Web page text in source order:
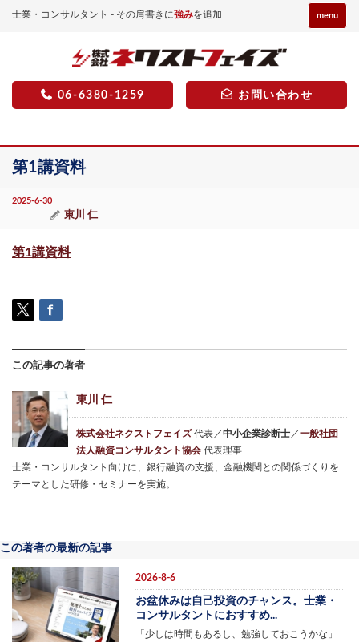
士業・コンサルタント - その肩書きに強みを追加 menu
06-6380-1259 お問い合わせ
第1講資料
2025-6-30
東川 仁
第1講資料
この記事の著者
東川 仁
株式会社ネクストフェイズ代表／中小企業診断士 ／一般社団
法人融資コンサルタント協会 代表理事
士業・コンサルタント向けに、銀行融資の支援、金融機関との関係づくりを
テーマとした研修・セミナーを実施。
この著者の最新の記事
2026-8-6
お盆休みは自己投資のチャンス。士業・
コンサルタントにおすすめ...
「少しは時間もあるし、勉強しておこうかな」